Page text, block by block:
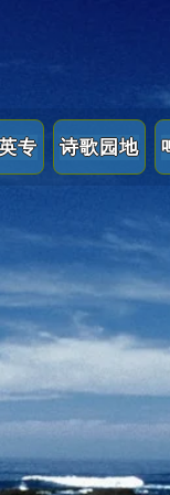
专 诗歌园地